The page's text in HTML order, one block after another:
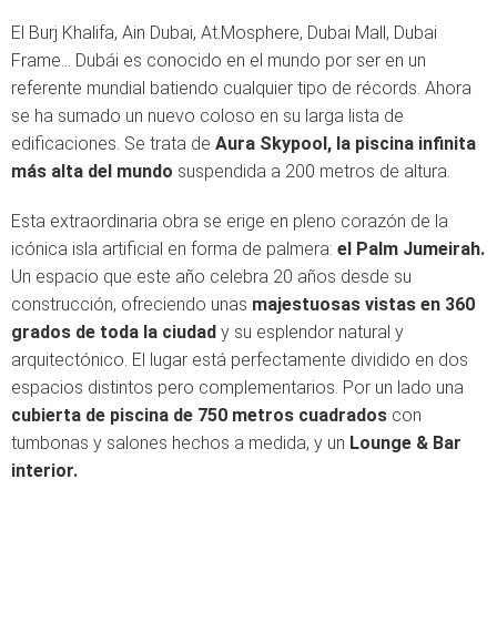
El Burj Khalifa, Ain Dubai, At.Mosphere, Dubai Mall, Dubai
Frame... Dubái es conocido en el mundo por ser en un
referente mundial batiendo cualquier tipo de récords. Ahora
se ha sumado un nuevo coloso en su larga lista de
edificaciones. Se trata de Aura Skypool, la piscina infinita
más alta del mundo suspendida a 200 metros de altura.
Esta extraordinaria obra se erige en pleno corazón de la
icónica isla artificial en forma de palmera: el Palm Jumeirah.
Un espacio que este año celebra 20 años desde su
construcción, ofreciendo unas majestuosas vistas en 360
grados de toda la ciudad y su esplendor natural y
arquitectónico. El lugar está perfectamente dividido en dos
espacios distintos pero complementarios. Por un lado una
cubierta de piscina de 750 metros cuadrados con
tumbonas y salones hechos a medida, y un Lounge & Bar
interior.